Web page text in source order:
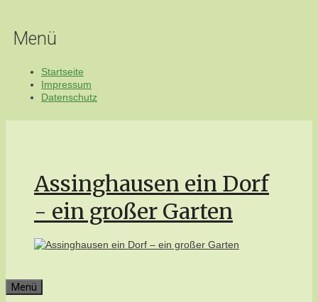
springen
Menü
Startseite
Impressum
Datenschutz
Assinghausen ein Dorf
- ein großer Garten
Menü